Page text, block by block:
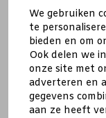
We gebruiken
te
bieden en om
Ook delen we
onze site met
adverteren en
gegevens
aan ze heeft